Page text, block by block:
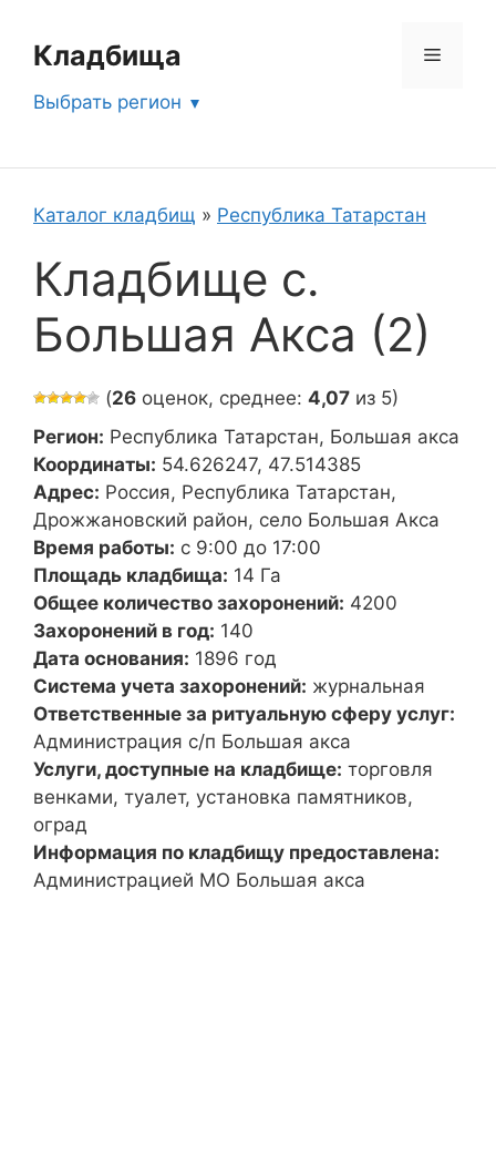
содержимому
Кладбища Меню
Выбрать регион
Каталог кладбищ » Республика Татарстан
Кладбище с.
Большая Акса (2)
(26 оценок, среднее: 4,07 из 5)
Регион: Республика Татарстан, Большая акса
Координаты: 54.626247, 47.514385
Адрес: Россия, Республика Татарстан,
Дрожжановский район, село Большая Акса
Время работы: с 9:00 до 17:00
Площадь кладбища: 14 Га
Общее количество захоронений: 4200
Захоронений в год: 140
Дата основания: 1896 год
Система учета захоронений: журнальная
Ответственные за ритуальную сферу услуг:
Администрация с/п Большая акса
Услуги, доступные на кладбище: торговля
венками, туалет, установка памятников,
оград
Информация по кладбищу предоставлена:
Администрацией МО Большая акса